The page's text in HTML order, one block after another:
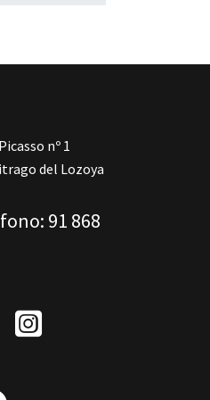
nº 1
del Lozoya
91 868
IG